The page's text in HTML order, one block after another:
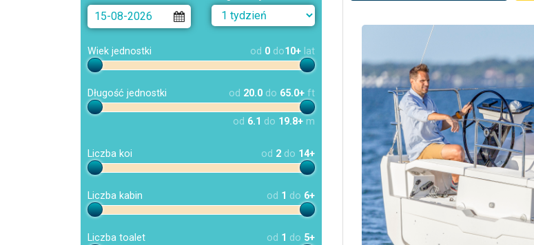
Wiek jednostki od 0 do10+ lat
Długość jednostki od 20.0 do 65.0+ ft
od 6.1 do 19.8+ m
Liczba koi od 2 do 14+
Liczba kabin od 1 do 6+
Liczba toalet od 1 do 5+